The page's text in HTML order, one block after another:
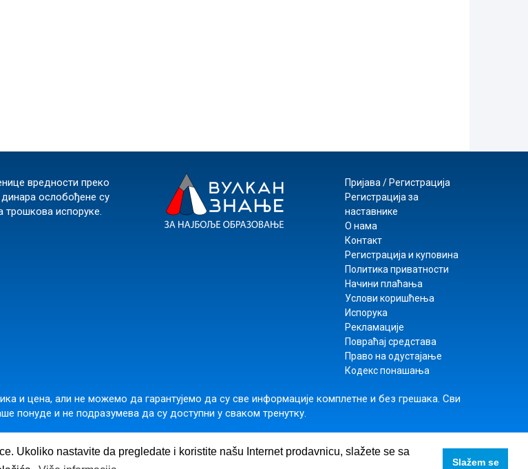
Ukoliko nastavite da pregledate i koristite našu Internet prodavnicu, slažete se sa
Slažem se
вредности преко
динара ослобођене су
трошкова испоруке.
Пријава / Регистрација
Регистрација за
наставнике
О нама
Контакт
Регистрација и куповина
Политика приватности
Начини плаћања
Услови коришћења
Испорука
Рекламације
Повраћај средстава
Право на одустајање
Кодекс понашања
и цена, али не можемо да гарантујемо да су све информације комплетне и без грешака. Сви
понуде и не подразумева да су доступни у сваком тренутку.